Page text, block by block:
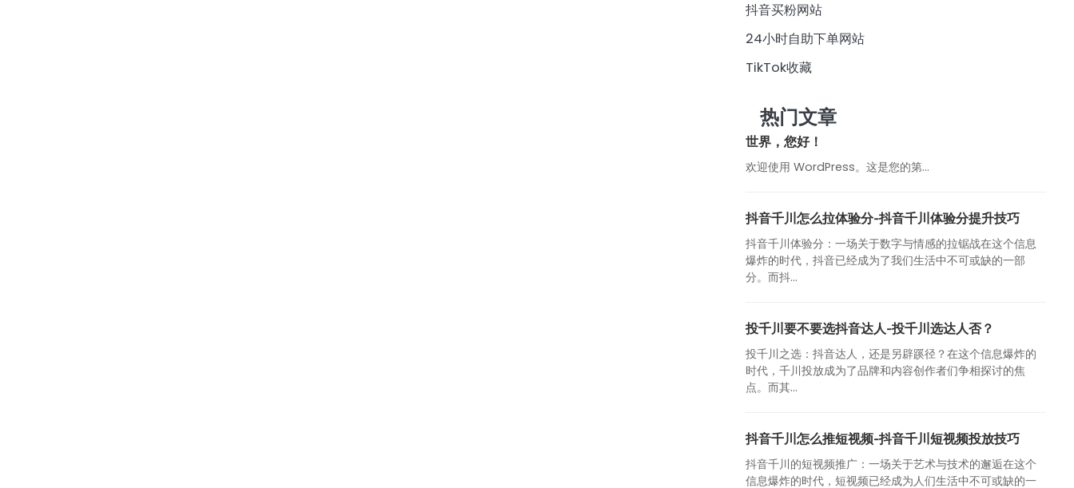
抖音买粉网站
24小时自助下单网站
TikTok收藏
热门文章
世界，您好！
欢迎使用 WordPress。这是您的第…
抖音千川怎么拉体验分-抖音千川体验分提升技巧
抖音千川体验分：一场关于数字与情感的拉锯战在这个信息
爆炸的时代，抖音已经成为了我们生活中不可或缺的一部
分。而抖...
投千川要不要选抖音达人-投千川选达人否？
投千川之选：抖音达人，还是另辟蹊径？在这个信息爆炸的
时代，千川投放成为了品牌和内容创作者们争相探讨的焦
点。而其...
抖音千川怎么推短视频-抖音千川短视频投放技巧
抖音千川的短视频推广：一场关于艺术与技术的邂逅在这个
信息爆炸的时代，短视频已经成为人们生活中不可或缺的一